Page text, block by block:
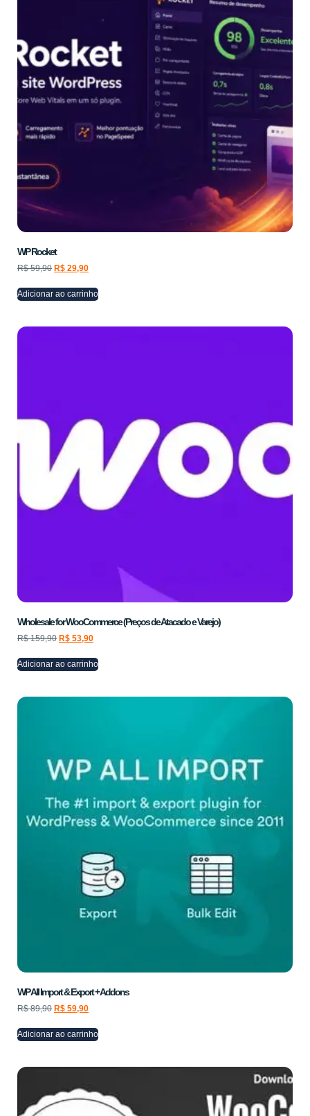
WP Rocket
R$59,90 R$ 29,90
Adicionar ao carrinho
Wholesale for WooCommerce (Preços de Atacado e Varejo)
R$159,90 R$ 53,90
Adicionar ao carrinho
WP All Import & Export + Addons
R$89,90 R$ 59,90
Adicionar ao carrinho